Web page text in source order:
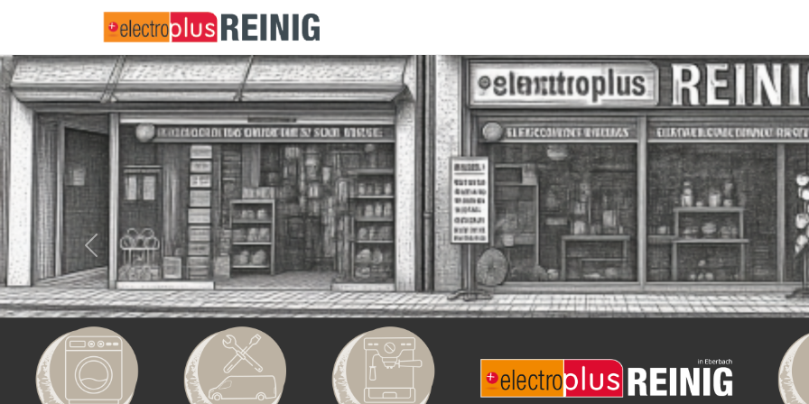
Previous